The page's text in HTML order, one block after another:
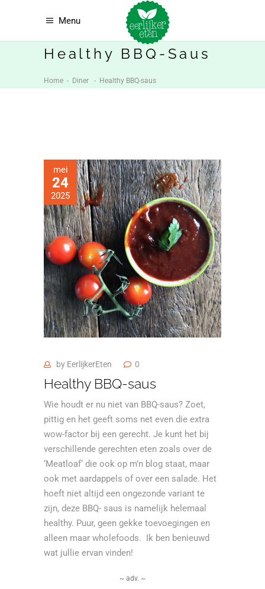
Menu
Healthy BBQ-Saus
Home - Diner - Healthy BBQ-saus
mei
24
2025
by EerlijkerEten 0
Healthy BBQ-saus
Wie houdt er nu niet van BBQ-saus? Zoet,
pittig en het geeft soms net even die extra
wow-factor bij een gerecht. Je kunt het bij
verschillende gerechten eten zoals over de
‘Meatloaf‘ die ook op m’n blog staat, maar
ook met aardappels of over een salade. Het
hoeft niet altijd een ongezonde variant te
zijn, deze BBQ- saus is namelijk helemaal
healthy. Puur, geen gekke toevoegingen en
alleen maar wholefoods. Ik ben benieuwd
wat jullie ervan vinden!
~ adv. ~